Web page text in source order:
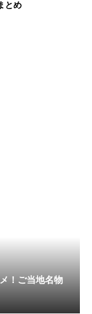
とめ
！ご当地名物